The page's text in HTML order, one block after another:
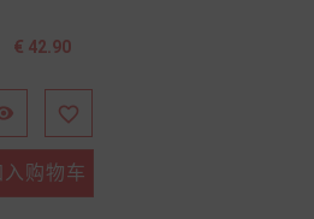
价
€ 42.90

入购物车